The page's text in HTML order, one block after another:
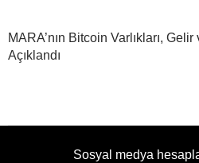
MARA’nın Bitcoin Varlıkları,
Açıklandı
Sosyal medya